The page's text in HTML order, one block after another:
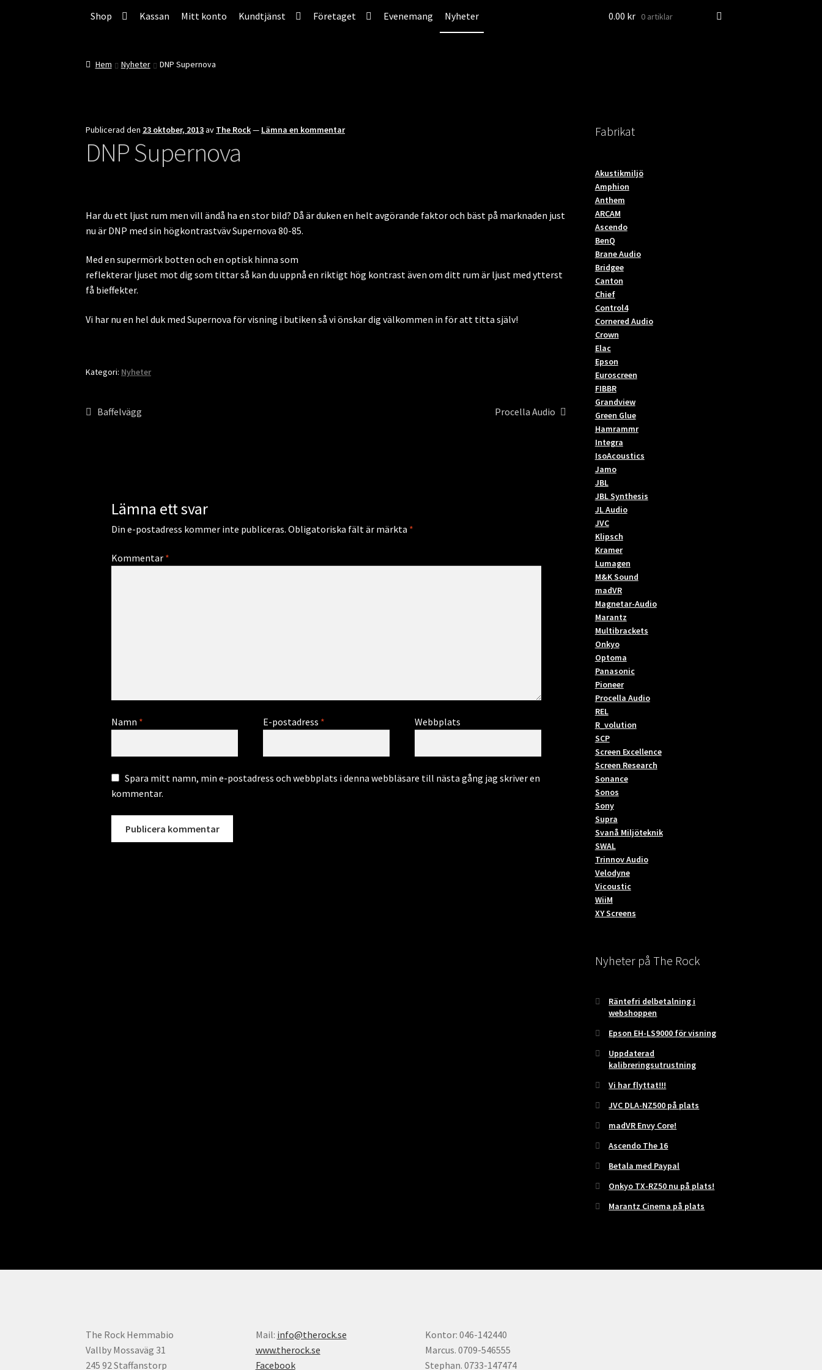
till
till
Shop Kassan Mitt konto Kundtjänst Företaget Evenemang Nyheter 0.00 kr 0 artiklar
Hem Nyheter DNP Supernova
Publicerad den 23 oktober, 2013av The Rock— Lämna en kommentar
DNP Supernova
Har du ett ljust rum men vill ändå ha en stor bild? Då är duken en helt avgörande faktor och bäst på marknaden just
nu är DNP med sin högkontrastväv Supernova 80-85.
Med en supermörk botten och en optisk hinna som
reflekterar ljuset mot dig som tittar så kan du uppnå en riktigt hög kontrast även om ditt rum är ljust med ytterst
få bieffekter.
Vi har nu en hel duk med Supernova för visning i butiken så vi önskar dig välkommen in för att titta själv!
Kategori: Nyheter
Inläggsnavigering
Föregående
Baffelvägg
Nästa
Procella Audio
Lämna ett svar
Din e-postadress kommer inte publiceras. Obligatoriska fält är märkta *
Kommentar *
Namn * E-postadress * Webbplats
Spara mitt namn, min e-postadress och webbplats i denna webbläsare till nästa gång jag skriver en
kommentar.
Fabrikat
Akustikmiljö
Amphion
Anthem
ARCAM
Ascendo
BenQ
Brane Audio
Bridgee
Canton
Chief
Control4
Cornered Audio
Crown
Elac
Epson
Euroscreen
FIBBR
Grandview
Green Glue
Hamrammr
Integra
IsoAcoustics
Jamo
JBL
JBL Synthesis
JL Audio
JVC
Klipsch
Kramer
Lumagen
M&K Sound
madVR
Magnetar-Audio
Marantz
Multibrackets
Onkyo
Optoma
Panasonic
Pioneer
Procella Audio
REL
R_volution
SCP
Screen Excellence
Screen Research
Sonance
Sonos
Sony
Supra
Svanå Miljöteknik
SWAL
Trinnov Audio
Velodyne
Vicoustic
WiiM
XY Screens
Nyheter på The Rock
Räntefri delbetalning i
webshoppen
Epson EH-LS9000 för visning
Uppdaterad
kalibreringsutrustning
Vi har flyttat!!!
JVC DLA-NZ500 på plats
madVR Envy Core!
Ascendo The 16
Betala med Paypal
Onkyo TX-RZ50 nu på plats!
Marantz Cinema på plats
The Rock Hemmabio
Vallby Mossaväg 31
245 92 Staffanstorp
Mail: info@therock.se
www.therock.se
Facebook
Kontor: 046-142440
Marcus. 0709-546555
Stephan. 0733-147474